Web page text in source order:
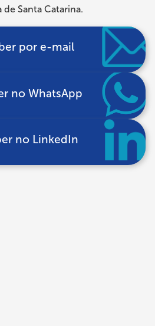
de Santa Catarina.
por e-mail
no WhatsApp
no LinkedIn